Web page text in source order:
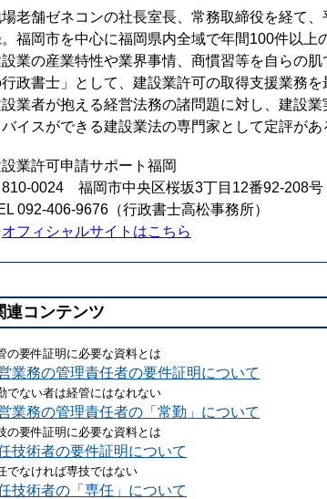
老舗ゼネコンの社長室長、常務取締役を経て、
福岡市を中心に福岡県内全域で年間100件以上
業の産業特性や業界事情、商慣習等を自らの肌
政書士」として、建設業許可の取得支援業務を
業者が抱える経営法務の諸問題に対し、建設業
イスができる建設業法の専門家として定評があ
業許可申請サポート福岡
0024 福岡市中央区桜坂3丁目12番92-208号
092-406-9676（行政書士高松事務所）
オフィシャルサイトはこちら
コンテンツ
の要件証明に必要な資料とは
業務の管理責任者の要件証明について
でない者は経管にはなれない
業務の管理責任者の「常勤」について
の要件証明に必要な資料とは
技術者の要件証明について
でなければ専技ではない
技術者の「専任」について